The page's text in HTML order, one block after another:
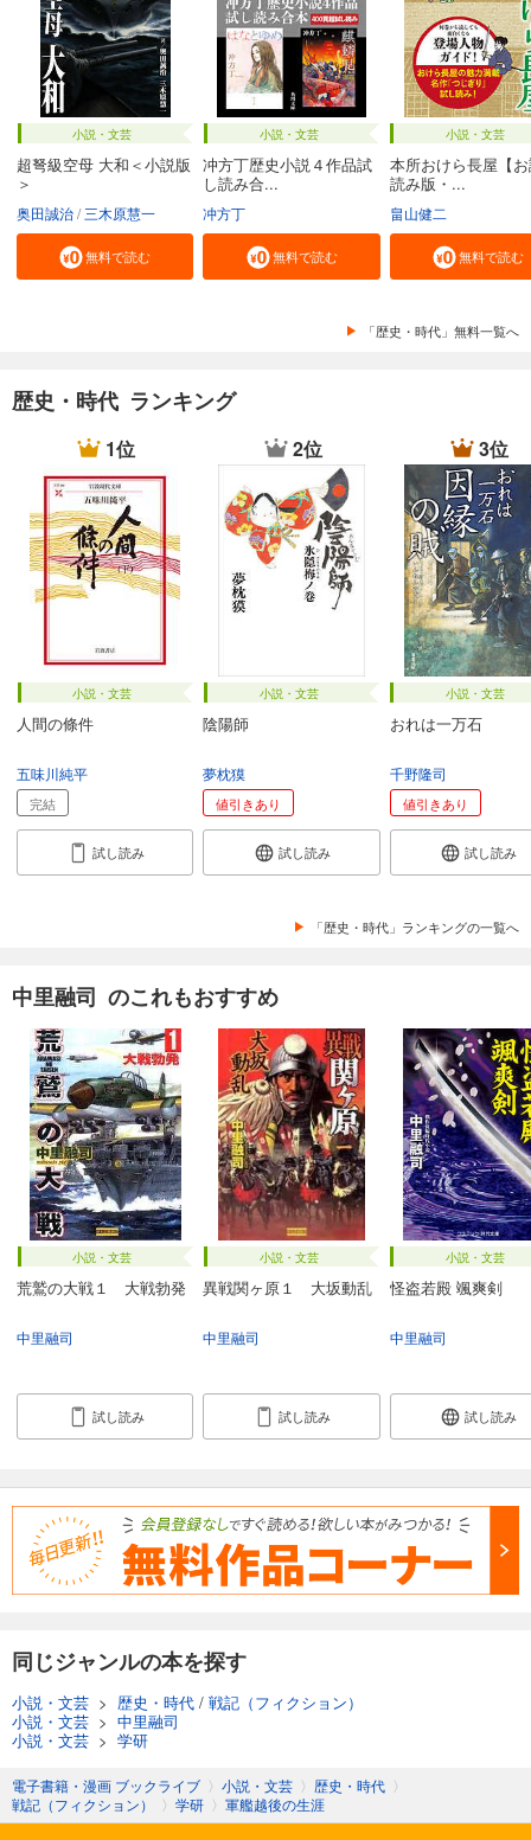
小説・文芸
超弩級空母 大和＜小説版
＞
奥田誠治 三木原慧一
無料で読む
小説・文芸
冲方丁歴史小説４作品試
し読み合...
冲方丁
無料で読む
小説・文芸
本所おけら長屋【
読み版・...
畠山健二
無料で読む
「歴史・時代」無料一覧へ
歴史・時代 ランキング
1位
小説・文芸
人間の條件
五味川純平
完結
試し読み
2位
小説・文芸
陰陽師
夢枕獏
値引きあり
試し読み
3位
小説・文芸
おれは一万石
千野隆司
値引きあり
試し読み
「歴史・時代」ランキングの一覧へ
中里融司 のこれもおすすめ
小説・文芸
荒鷲の大戦１ 大戦勃発
中里融司
試し読み
小説・文芸
異戦関ヶ原１ 大坂動乱
中里融司
試し読み
小説・文芸
怪盗若殿 颯爽剣
中里融司
試し読み
同じジャンルの本を探す
小説・文芸 > 歴史・時代 / 戦記（フィクション）
小説・文芸 > 中里融司
小説・文芸 > 学研
電子書籍・漫画 ブックライブ 〉 小説・文芸 〉 歴史・時代 〉
戦記（フィクション）
〉 学研 〉 軍艦越後の生涯